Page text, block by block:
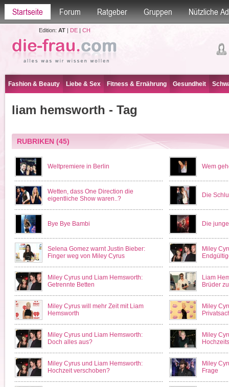
Startseite Forum Ratgeber Gruppen Nützliche
Edition: AT| DE| CH
Fashion & Beauty Liebe & Sex Fitness & Ernährung Gesundheit
liam hemsworth - Tag
RUBRIKEN(45)
Weltpremiere in Berlin Wem
Wetten, dass One Direction die
eigentliche Show waren..?
Die
Bye Bye Bambi Die
Selena Gomez warnt Justin Bieber:
Finger weg von Miley Cyrus
Miley
Miley Cyrus und Liam Hemsworth:
Getrennte Betten
Liam
Brüder
Miley Cyrus will mehr Zeit mit Liam
Hemsworth
Miley
Miley Cyrus und Liam Hemsworth:
Doch alles aus?
Miley
Miley Cyrus und Liam Hemsworth:
Hochzeit verschoben?
Miley
Frage